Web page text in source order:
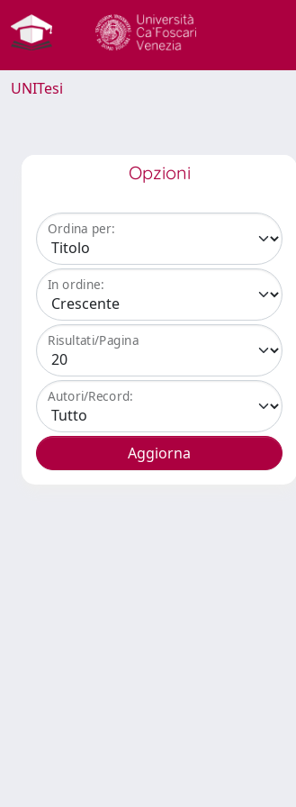
UNITesi
Opzioni
Ordina per:
In ordine:
Risultati/Pagina
Autori/Record: